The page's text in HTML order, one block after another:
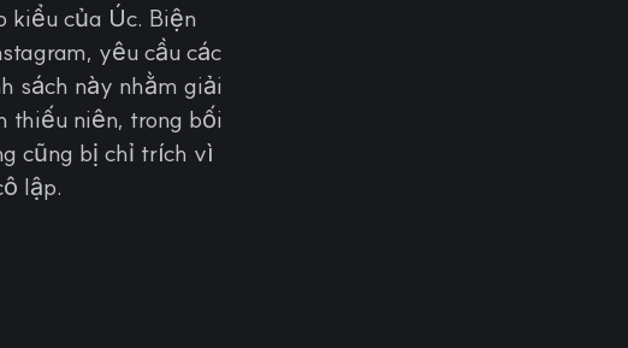
kiểu của Úc. Biện
yêu cầu các
sách này nhằm giải
thiếu niên, trong bối
cũng bị chỉ trích vì
lập.